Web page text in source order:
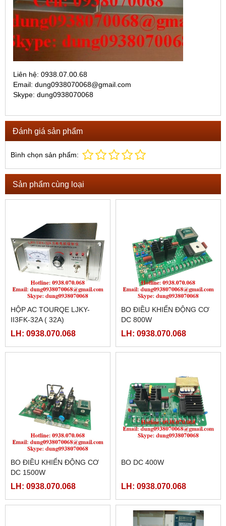
Liên hệ: 0938.07.00.68
Email: dung0938070068@gmail.com
Skype: dung0938070068
Đánh giá sản phẩm
Bình chọn sản phẩm:
Sản phẩm cùng loại
HỘP AC TOURQE LJKY-
II3FK-32A ( 32A)
LH: 0938.070.068
BO ĐIỀU KHIỂN ĐỘNG CƠ
DC 800W
LH: 0938.070.068
BO ĐIỀU KHIỂN ĐỘNG CƠ
DC 1500W
LH: 0938.070.068
BO DC 400W
LH: 0938.070.068